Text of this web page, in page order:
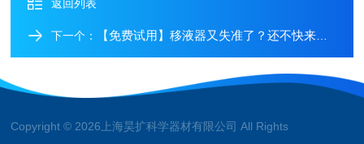
返回列表
下一个： 【免费试用】移液器又失准了？还不快来申请
Copyright © 2026上海昊扩科学器材有限公司 All Rights